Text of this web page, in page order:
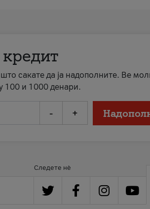
што сакате да ја надополните. Ве
100 и 1000 денари.
- +
Следете нè